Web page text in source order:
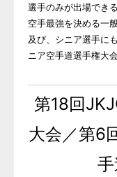
選手のみが出場でき
空手最強を決める一
及び、シニア選手に
ニア空手道選手権大
第18回
大会／第6